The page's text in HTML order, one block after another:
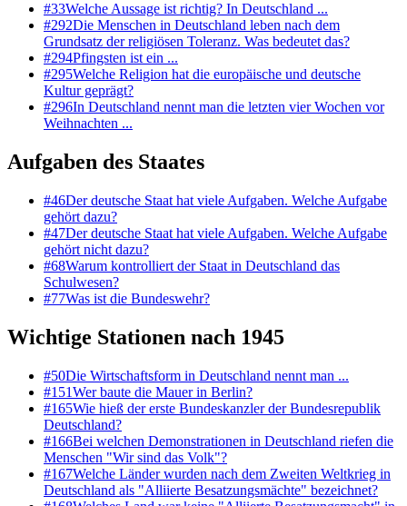
#33Welche Aussage ist richtig? In Deutschland ...
#292Die Menschen in Deutschland leben nach dem
Grundsatz der religiösen Toleranz. Was bedeutet das?
#294Pfingsten ist ein ...
#295Welche Religion hat die europäische und deutsche
Kultur geprägt?
#296In Deutschland nennt man die letzten vier Wochen vor
Weihnachten ...
Aufgaben des Staates
#46Der deutsche Staat hat viele Aufgaben. Welche Aufgabe
gehört dazu?
#47Der deutsche Staat hat viele Aufgaben. Welche Aufgabe
gehört nicht dazu?
#68Warum kontrolliert der Staat in Deutschland das
Schulwesen?
#77Was ist die Bundeswehr?
Wichtige Stationen nach 1945
#50Die Wirtschaftsform in Deutschland nennt man ...
#151Wer baute die Mauer in Berlin?
#165Wie hieß der erste Bundeskanzler der Bundesrepublik
Deutschland?
#166Bei welchen Demonstrationen in Deutschland riefen die
Menschen "Wir sind das Volk"?
#167Welche Länder wurden nach dem Zweiten Weltkrieg in
Deutschland als "Alliierte Besatzungsmächte" bezeichnet?